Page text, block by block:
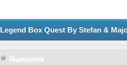
Legend Box Quest By Stefan &
Rumunek